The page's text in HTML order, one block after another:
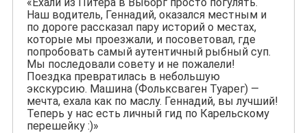
Наш водитель, Геннадий, оказался местным и
по дороге рассказал пару историй о местах,
которые мы проезжали, и посоветовал, где
попробовать самый аутентичный рыбный суп.
Мы последовали совету и не пожалели!
Поездка превратилась в небольшую
экскурсию. Машина (Фольксваген Туарег) —
мечта, ехала как по маслу. Геннадий, вы лучший!
Теперь у нас есть личный гид по Карельскому
перешейку :)»